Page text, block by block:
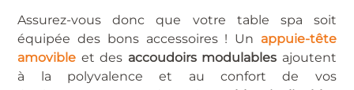
Assurez-vous donc que votre table spa soit
équipée des bons accessoires ! Un appuie-tête
amovible et des accoudoirs modulables ajoutent
à la polyvalence et au confort de vos